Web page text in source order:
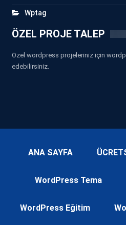
Wptag
ÖZEL PROJE TALEP
Özel wordpress projeleriniz için
edebilirsiniz.
ANA SAYFA
WordPress Tema
WordPress Eğitim